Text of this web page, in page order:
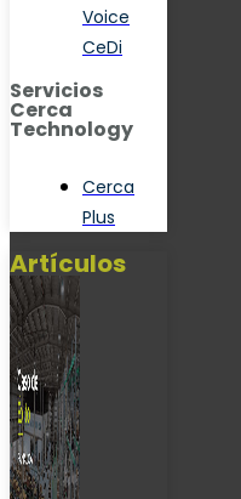
Voice
CeDi
Servicios
Cerca
Technology
Cerca
Plus
Artículos